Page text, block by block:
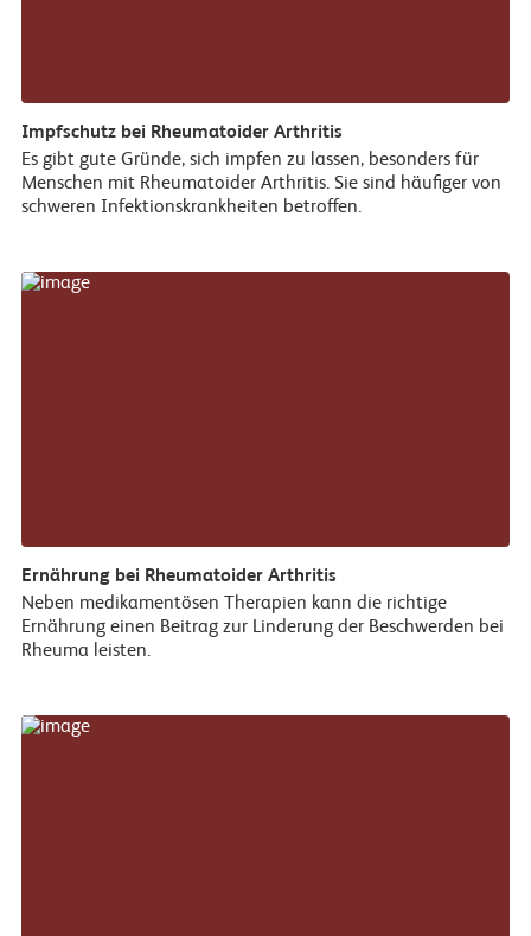
Impfschutz bei Rheumatoider Arthritis
Es gibt gute Gründe, sich impfen zu lassen, besonders für
Menschen mit Rheumatoider Arthritis. Sie sind häufiger von
schweren Infektionskrankheiten betroffen.
Ernährung bei Rheumatoider Arthritis
Neben medikamentösen Therapien kann die richtige
Ernährung einen Beitrag zur Linderung der Beschwerden bei
Rheuma leisten.